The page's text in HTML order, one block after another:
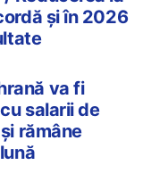
și în 2026
va fi
salarii de
rămâne